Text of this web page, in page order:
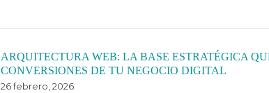
ARQUITECTURA WEB: LA BASE ESTRATÉGICA
CONVERSIONES DE TU NEGOCIO DIGITAL
26 febrero, 2026